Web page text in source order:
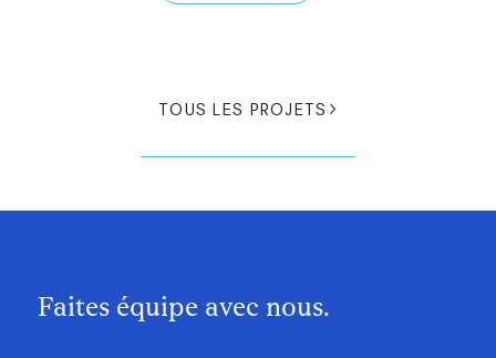
TOUS LES PROJETS
Faites équipe avec nous.